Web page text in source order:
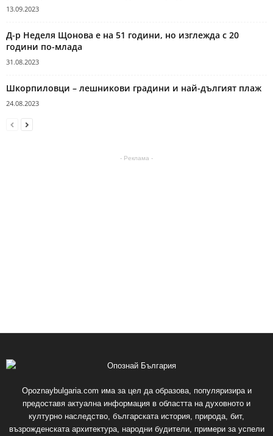
13.09.2023
Д-р Неделя Щонова е на 51 години, но изглежда с 20
години по-млада
31.08.2023
Шкорпиловци – лешникови градини и най-дългият плаж
24.08.2023
- Реклама -
Opoznaybulgaria.com има за цел да образова, популяризира и
предоставя актуална информация в областта на духовното и
културно наследство, българската история, природа, бит,
възрожденската архитектура, народни будители, примери за успели